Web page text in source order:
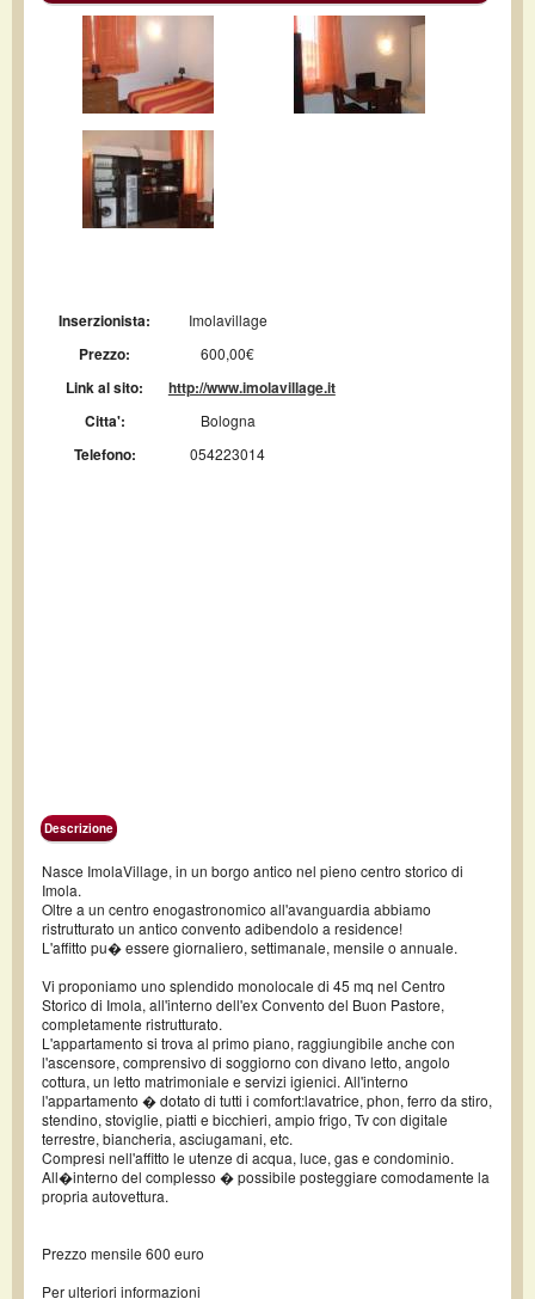
Inserzionista: Imolavillage
Prezzo: 600,00€
Link al sito:
http://www.imolavillage.it
Citta':
Bologna
Telefono: 054223014
Descrizione
Nasce ImolaVillage, in un borgo antico nel pieno centro storico di
Imola.
Oltre a un centro enogastronomico all'avanguardia abbiamo
ristrutturato un antico convento adibendolo a residence!
L'affitto pu� essere giornaliero, settimanale, mensile o annuale.
Vi proponiamo uno splendido monolocale di 45 mq nel Centro
Storico di Imola, all'interno dell'ex Convento del Buon Pastore,
completamente ristrutturato.
L'appartamento si trova al primo piano, raggiungibile anche con
l'ascensore, comprensivo di soggiorno con divano letto, angolo
cottura, un letto matrimoniale e servizi igienici. All'interno
l'appartamento � dotato di tutti i comfort:lavatrice, phon, ferro da stiro,
stendino, stoviglie, piatti e bicchieri, ampio frigo, Tv con digitale
terrestre, biancheria, asciugamani, etc.
Compresi nell'affitto le utenze di acqua, luce, gas e condominio.
All�interno del complesso � possibile posteggiare comodamente la
propria autovettura.
Prezzo mensile 600 euro
Per ulteriori informazioni